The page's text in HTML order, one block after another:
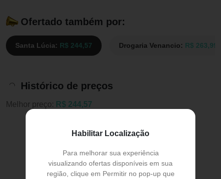
Habilitar Localização
Para melhorar sua experiência
visualizando ofertas disponíveis em sua
região, clique em Permitir no pop-up que
Ofertado também por:
Santa Lúcia: R$ 244,57 Drogaria Venancio: R$ 263,99
Histórico de preços
Melhor preço: R$ 244,57